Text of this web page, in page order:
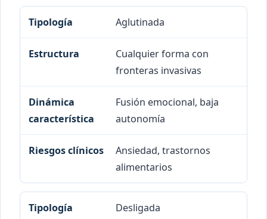
Aglutinada
Cualquier forma con
fronteras invasivas
Fusión emocional, baja
autonomía
Ansiedad, trastornos
alimentarios
Desligada